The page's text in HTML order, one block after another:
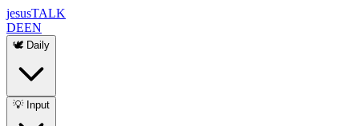
jesusTALK
DEEN
🕊️ Daily
💡 Input